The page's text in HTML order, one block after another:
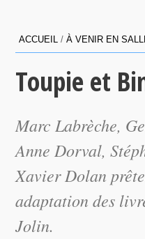
ACCUEIL /À VENIR EN
Toupie et
Marc Labrèche,
Anne Dorval,
Xavier Dolan
adaptation des
Jolin.